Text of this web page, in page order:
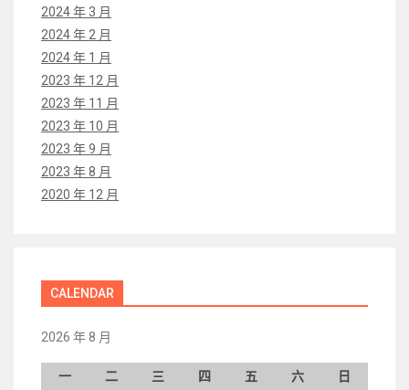
2024 年 3 月
2024 年 2 月
2024 年 1 月
2023 年 12 月
2023 年 11 月
2023 年 10 月
2023 年 9 月
2023 年 8 月
2020 年 12 月
CALENDAR
2026 年 8 月
一 二 三 四 五 六
日